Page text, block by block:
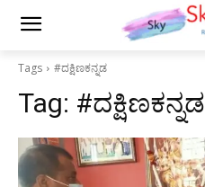
Tags #ದಕ್ಷಿಣಕನ್ನಡ
Tag: #ದಕ್ಷಿಣಕನ್ನಡ